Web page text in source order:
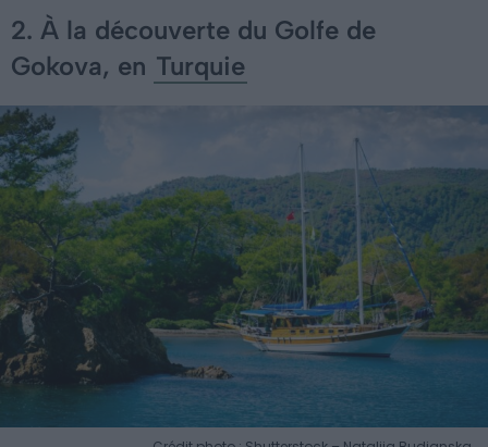
2. À la découverte du Golfe de
Gokova, en Turquie